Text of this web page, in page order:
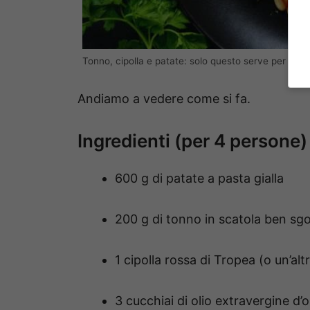
Tonno, cipolla e patate: solo questo serve per
Andiamo a vedere come si fa.
Ingredienti (per 4 persone)
600 g di patate a pasta gialla
200 g di tonno in scatola ben
1 cipolla rossa di Tropea (o
3 cucchiai di olio extravergine